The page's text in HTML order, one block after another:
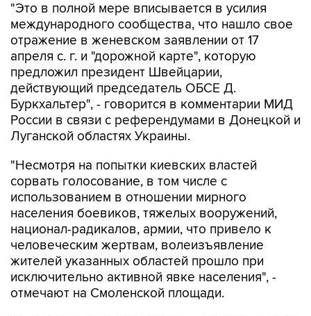
"Это в полной мере вписывается в усилия
международного сообщества, что нашло свое
отражение в женевском заявлении от 17
апреля с. г. и "дорожной карте", которую
предложил президент Швейцарии,
действующий председатель ОБСЕ Д.
Буркхальтер", - говорится в комментарии МИД
России в связи с референдумами в Донецкой и
Луганской областях Украины.
"Несмотря на попытки киевских властей
сорвать голосование, в том числе с
использованием в отношении мирного
населения боевиков, тяжелых вооружений,
национал-радикалов, армии, что привело к
человеческим жертвам, волеизъявление
жителей указанных областей прошло при
исключительно активной явке населения", -
отмечают на Смоленской площади.